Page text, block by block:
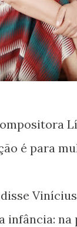
é para
disse